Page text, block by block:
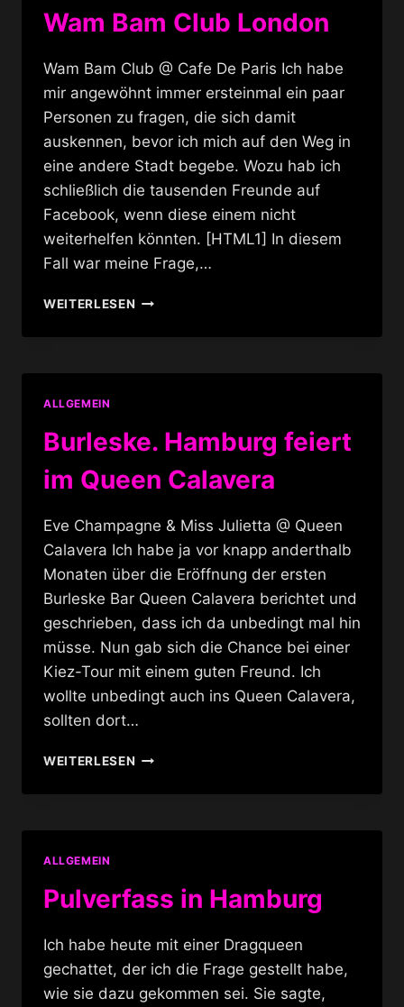
Wam Bam Club London
Wam Bam Club @ Cafe De Paris Ich habe
mir angewöhnt immer ersteinmal ein paar
Personen zu fragen, die sich damit
auskennen, bevor ich mich auf den Weg in
eine andere Stadt begebe. Wozu hab ich
schließlich die tausenden Freunde auf
Facebook, wenn diese einem nicht
weiterhelfen könnten. [HTML1] In diesem
Fall war meine Frage,…
WEITERLESENWAM
CLUB
ALLGEMEIN
Burleske. Hamburg feiert
im Queen Calavera
Eve Champagne & Miss Julietta @ Queen
Calavera Ich habe ja vor knapp anderthalb
Monaten über die Eröffnung der ersten
Burleske Bar Queen Calavera berichtet und
geschrieben, dass ich da unbedingt mal hin
müsse. Nun gab sich die Chance bei einer
Kiez-Tour mit einem guten Freund. Ich
wollte unbedingt auch ins Queen Calavera,
sollten dort…
WEITERLESENBURLESKE.
FEIERT
QUEEN
ALLGEMEIN
Pulverfass in Hamburg
Ich habe heute mit einer Dragqueen
gechattet, der ich die Frage gestellt habe,
wie sie dazu gekommen sei. Sie sagte,